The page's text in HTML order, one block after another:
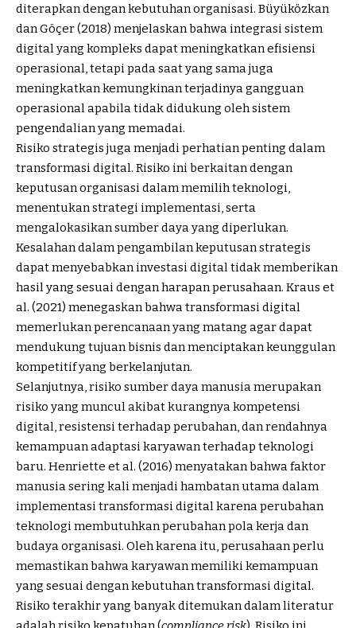
diterapkan dengan kebutuhan organisasi. Büyüközkan
dan Göçer (2018) menjelaskan bahwa integrasi sistem
digital yang kompleks dapat meningkatkan efisiensi
operasional, tetapi pada saat yang sama juga
meningkatkan kemungkinan terjadinya gangguan
operasional apabila tidak didukung oleh sistem
pengendalian yang memadai.
Risiko strategis juga menjadi perhatian penting dalam
transformasi digital. Risiko ini berkaitan dengan
keputusan organisasi dalam memilih teknologi,
menentukan strategi implementasi, serta
mengalokasikan sumber daya yang diperlukan.
Kesalahan dalam pengambilan keputusan strategis
dapat menyebabkan investasi digital tidak memberikan
hasil yang sesuai dengan harapan perusahaan. Kraus et
al. (2021) menegaskan bahwa transformasi digital
memerlukan perencanaan yang matang agar dapat
mendukung tujuan bisnis dan menciptakan keunggulan
kompetitif yang berkelanjutan.
Selanjutnya, risiko sumber daya manusia merupakan
risiko yang muncul akibat kurangnya kompetensi
digital, resistensi terhadap perubahan, dan rendahnya
kemampuan adaptasi karyawan terhadap teknologi
baru. Henriette et al. (2016) menyatakan bahwa faktor
manusia sering kali menjadi hambatan utama dalam
implementasi transformasi digital karena perubahan
teknologi membutuhkan perubahan pola kerja dan
budaya organisasi. Oleh karena itu, perusahaan perlu
memastikan bahwa karyawan memiliki kemampuan
yang sesuai dengan kebutuhan transformasi digital.
Risiko terakhir yang banyak ditemukan dalam literatur